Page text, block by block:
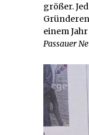
größer.
einem
Passauer